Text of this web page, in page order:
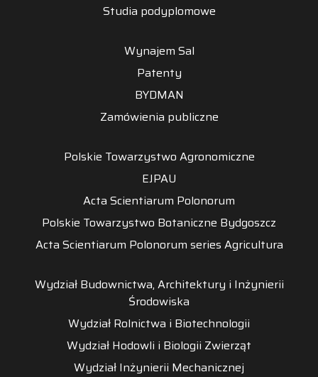
Studia podyplomowe
Wynajem Sal
Patenty
BYDMAN
Zamówienia publiczne
Polskie Towarzystwo Agronomiczne
EJPAU
Acta Scientiarum Polonorum
Polskie Towarzystwo Botaniczne Bydgoszcz
Acta Scientiarum Polonorum series Agricultura
Wydział Budownictwa, Architektury i Inżynierii
Środowiska
Wydział Rolnictwa i Biotechnologii
Wydział Hodowli i Biologii Zwierząt
Wydział Inżynierii Mechanicznej